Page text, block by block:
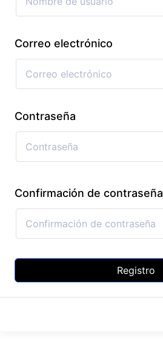
Correo electrónico
Contraseña
Confirmación de contraseña
Registro